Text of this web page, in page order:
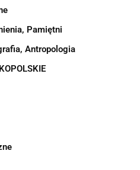
Pamiętni
Antropologia